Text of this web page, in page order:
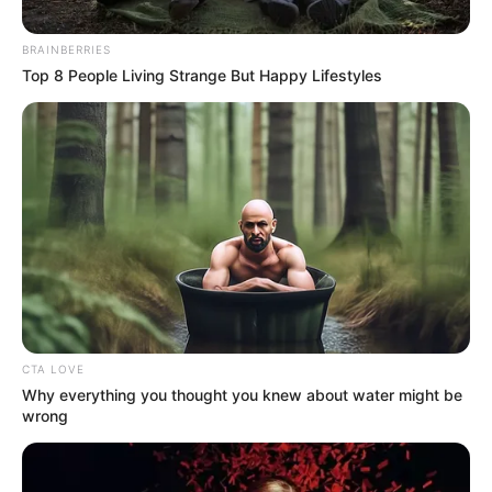
CONTRALOR DISTRITAL
Contralor pide que los bogotanos sean
"sus ojos" para vigilar la platica de las
obras
NOTICIAS BOLÍVAR
Designan nuevo contralor
tras suspensión de la
elección
POLÉMICA
BRAINBERRIES
Top 8 People Living Strange But Happy Lifestyles
CTA LOVE
Why everything you thought you knew about water might be
wrong